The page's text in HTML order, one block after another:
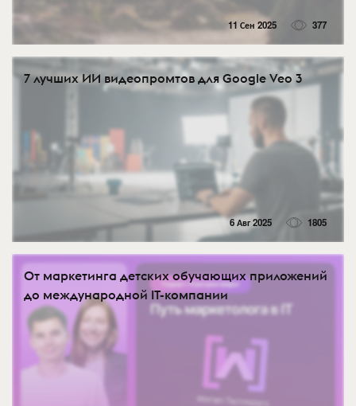
11 Сен 2025 377
7 лучших ИИ видеопромтов для Google Veo 3
6 Авг 2025 1805
От маркетинга детских обучающих приложений
до международной IT-компании